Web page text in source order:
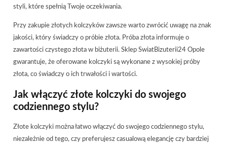
styli, które spełnią Twoje oczekiwania.
Przy zakupie złotych kolczyków zawsze warto zwrócić uwagę na znak
jakości, który świadczy o próbie złota. Próba złota informuje o
zawartości czystego złota w biżuterii. Sklep SwiatBizuterii24 Opole
gwarantuje, że oferowane kolczyki są wykonane z wysokiej próby
złota, co świadczy o ich trwałości i wartości.
Jak włączyć złote kolczyki do swojego
codziennego stylu?
Złote kolczyki można łatwo włączyć do swojego codziennego stylu,
niezależnie od tego, czy preferujesz casualową elegancję czy bardziej